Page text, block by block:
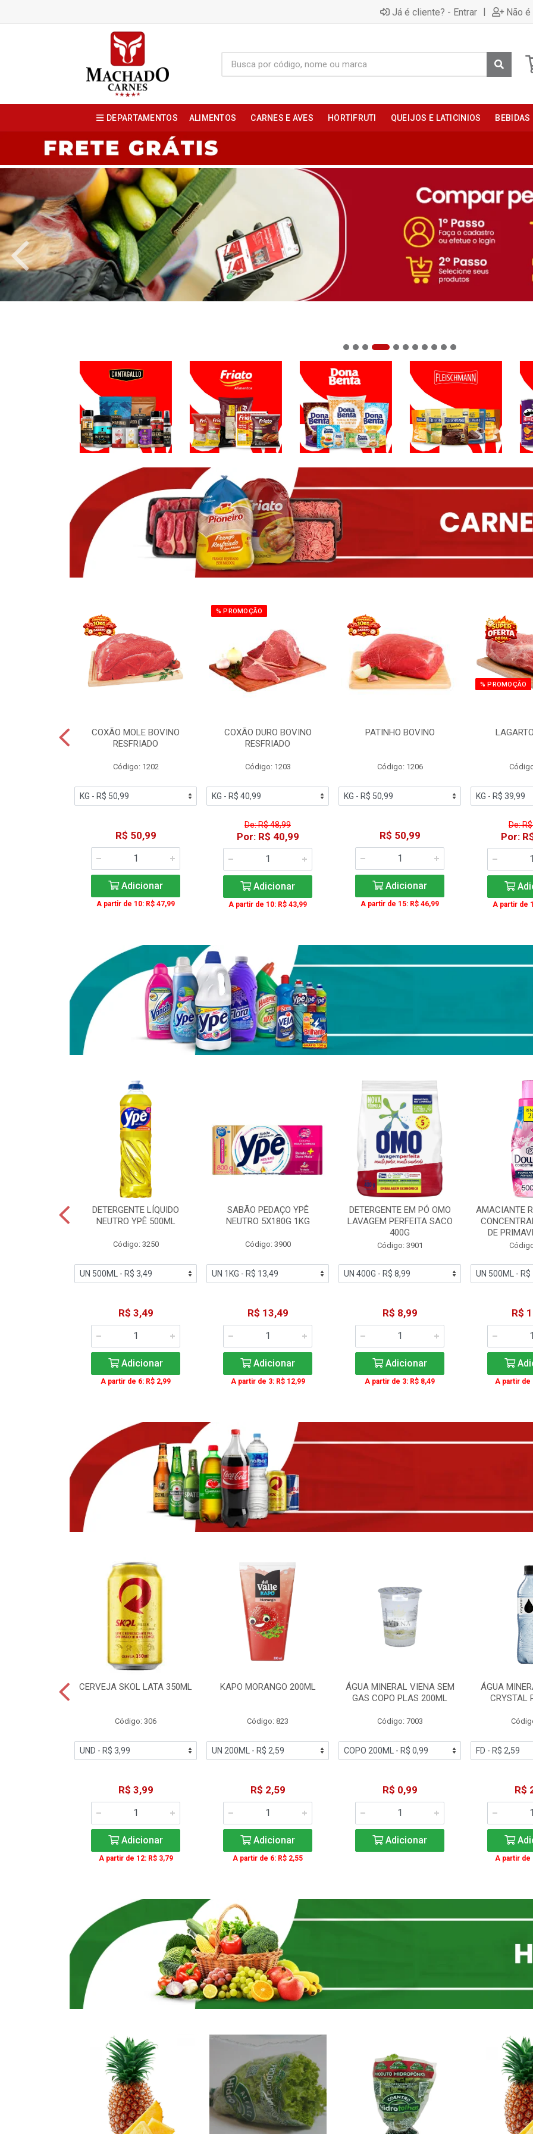
Já é cliente? - Entrar | Não
DEPARTAMENTOS ALIMENTOS CARNES E AVES HORTIFRUTI QUEIJOS E LATICINIOS BEBIDAS
COXÃO MOLE BOVINO
RESFRIADO
Código: 1202
R$ 50,99
Adicionar
A partir de 10: R$ 47,99
% PROMOÇÃO
COXÃO DURO BOVINO
RESFRIADO
Código: 1203
De: R$ 48,99
Por: R$ 40,99
Adicionar
A partir de 10: R$ 43,99
PATINHO BOVINO
Código: 1206
R$ 50,99
Adicionar
A partir de 15: R$ 46,99
% PROMOÇÃO
De:
Por:
A partir de
DETERGENTE LÍQUIDO
NEUTRO YPÊ 500ML
Código: 3250
R$ 3,49
Adicionar
A partir de 6: R$ 2,99
SABÃO PEDAÇO YPÊ
NEUTRO 5X180G 1KG
Código: 3900
R$ 13,49
Adicionar
A partir de 3: R$ 12,99
DETERGENTE EM PÓ OMO
LAVAGEM PERFEITA SACO
400G
Código: 3901
R$ 8,99
Adicionar
A partir de 3: R$ 8,49
AMACIANTE
DE
R$
A partir de
CERVEJA SKOL LATA 350ML
Código: 306
R$ 3,99
Adicionar
A partir de 12: R$ 3,79
KAPO MORANGO 200ML
Código: 823
R$ 2,59
Adicionar
A partir de 6: R$ 2,55
ÁGUA MINERAL VIENA SEM
GAS COPO PLAS 200ML
Código: 7003
R$ 0,99
Adicionar
ÁGUA
CRYSTAL
R$
A partir de